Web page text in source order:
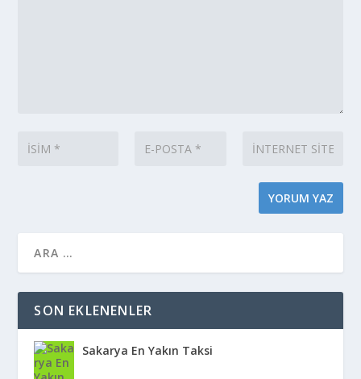
SON EKLENENLER
Sakarya En Yakın Taksi